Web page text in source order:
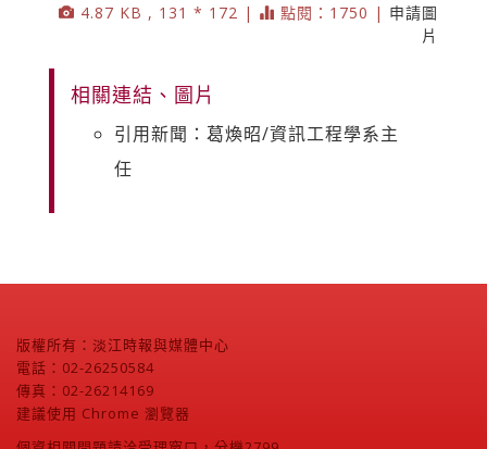
4.87 KB , 131 * 172 | 點閱：1750 | 申請圖
片
相關連結、圖片
引用新聞：葛煥昭/資訊工程學系主
任
版權所有：淡江時報與媒體中心
電話：02-26250584
傳真：02-26214169
建議使用 Chrome 瀏覽器